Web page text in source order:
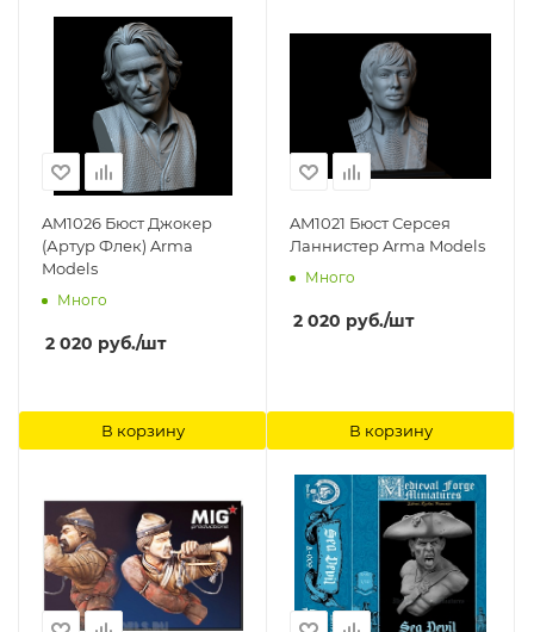
AM1026 Бюст Джокер
(Артур Флек) Arma
Models
Много
2 020 руб./шт
В корзину
AM1021 Бюст Серсея
Ланнистер Arma Models
Много
2 020 руб./шт
В корзину